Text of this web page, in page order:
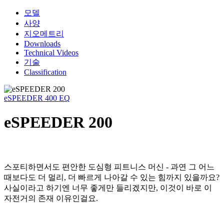
모델
사양
지오메트리
Downloads
Technical Videos
기술
Classification
eSPEEDER 400 EQ
eSPEEDER 200
스포티하면서도 편안한 도심형 피트니스 머신 - 과연 그 어느
때보다도 더 멀리, 더 빠르게 나아갈 수 있는 힘까지 있을까요?
사실이라고 하기엔 너무 좋게만 들리겠지만, 이것이 바로 이
자전거의 존재 이유인걸요.